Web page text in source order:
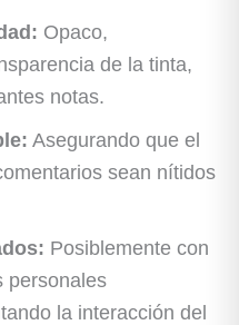
Opaco,
de la tinta,
notas.
Asegurando que el
sean nítidos
Posiblemente con
personales
la interacción del